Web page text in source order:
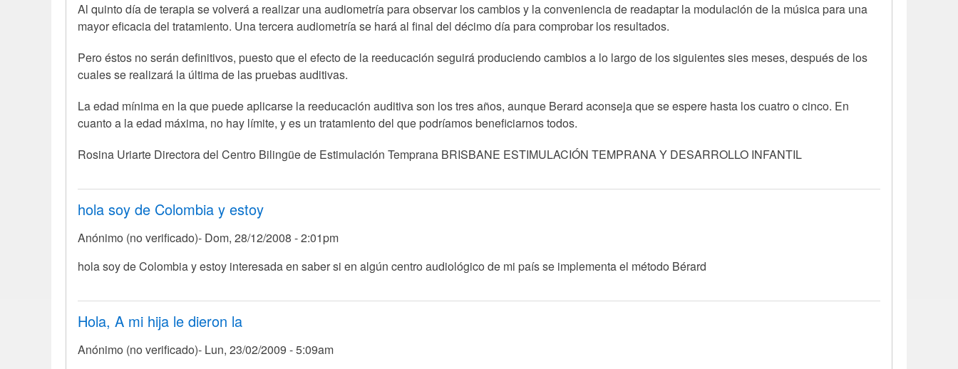
Al quinto día de terapia se volverá a realizar una audiometría para observar los cambios y la conveniencia de readaptar la modulación de la música para una
mayor eficacia del tratamiento. Una tercera audiometría se hará al final del décimo día para comprobar los resultados.
Pero éstos no serán definitivos, puesto que el efecto de la reeducación seguirá produciendo cambios a lo largo de los siguientes sies meses, después de los
cuales se realizará la última de las pruebas auditivas.
La edad mínima en la que puede aplicarse la reeducación auditiva son los tres años, aunque Berard aconseja que se espere hasta los cuatro o cinco. En
cuanto a la edad máxima, no hay límite, y es un tratamiento del que podríamos beneficiarnos todos.
Rosina Uriarte Directora del Centro Bilingüe de Estimulación Temprana BRISBANE ESTIMULACIÓN TEMPRANA Y DESARROLLO INFANTIL
hola soy de Colombia y estoy
Anónimo (no verificado) Dom, 28/12/2008 - 2:01pm
hola soy de Colombia y estoy interesada en saber si en algún centro audiológico de mi país se implementa el método Bérard
Hola, A mi hija le dieron la
Anónimo (no verificado) Lun, 23/02/2009 - 5:09am